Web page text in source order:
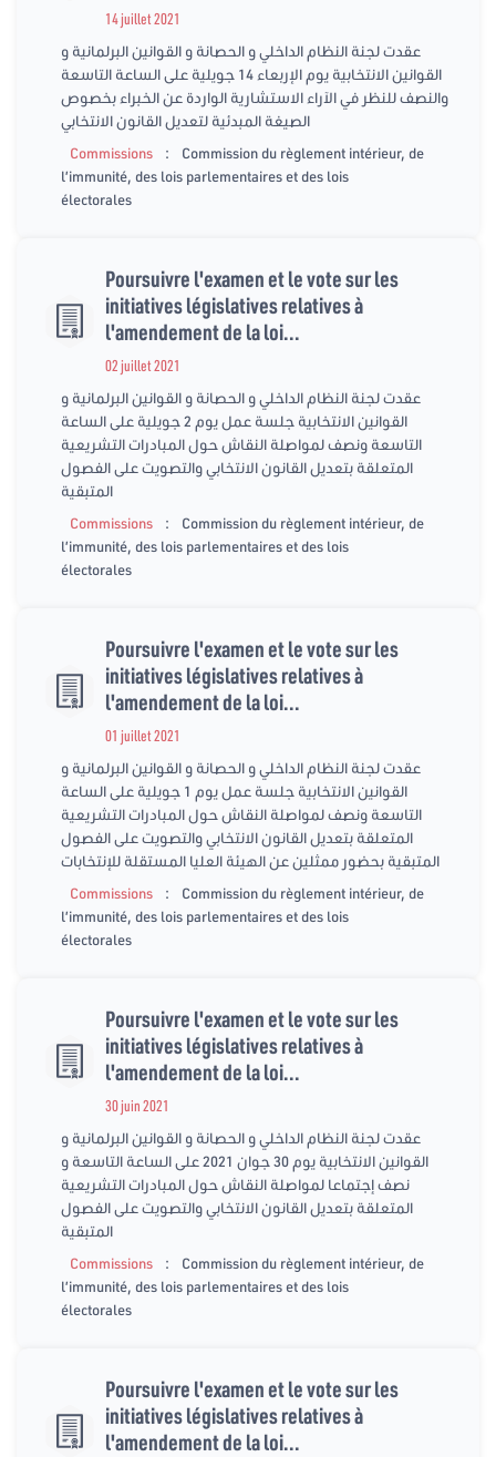
14 juillet 2021
عقدت لجنة النظام الداخلي و الحصانة و القوانين البرلمانية و
القوانين الانتخابية يوم الإربعاء 14 جويلية على الساعة التاسعة
والنصف للنظر في الآراء الاستشارية الواردة عن الخبراء بخصوص
الصيغة المبدئية لتعديل القانون الانتخابي
Commissions
:
Commission du règlement intérieur, de
l’immunité, des lois parlementaires et des lois
électorales
Poursuivre l'examen et le vote sur les
initiatives législatives relatives à
l'amendement de la loi...
02 juillet 2021
عقدت لجنة النظام الداخلي و الحصانة و القوانين البرلمانية و
القوانين الانتخابية جلسة عمل يوم 2 جويلية على الساعة
التاسعة ونصف لمواصلة النقاش حول المبادرات التشريعية
المتعلقة بتعديل القانون الانتخابي والتصويت على الفصول
المتبقية
Commissions
:
Commission du règlement intérieur, de
l’immunité, des lois parlementaires et des lois
électorales
Poursuivre l'examen et le vote sur les
initiatives législatives relatives à
l'amendement de la loi...
01 juillet 2021
عقدت لجنة النظام الداخلي و الحصانة و القوانين البرلمانية و
القوانين الانتخابية جلسة عمل يوم 1 جويلية على الساعة
التاسعة ونصف لمواصلة النقاش حول المبادرات التشريعية
المتعلقة بتعديل القانون الانتخابي والتصويت على الفصول
المتبقية بحضور ممثلين عن الهيئة العليا المستقلة للإنتخابات
Commissions
:
Commission du règlement intérieur, de
l’immunité, des lois parlementaires et des lois
électorales
Poursuivre l'examen et le vote sur les
initiatives législatives relatives à
l'amendement de la loi...
30 juin 2021
عقدت لجنة النظام الداخلي و الحصانة و القوانين البرلمانية و
القوانين الانتخابية يوم 30 جوان 2021 على الساعة التاسعة و
نصف إجتماعا لمواصلة النقاش حول المبادرات التشريعية
المتعلقة بتعديل القانون الانتخابي والتصويت على الفصول
المتبقية
Commissions
:
Commission du règlement intérieur, de
l’immunité, des lois parlementaires et des lois
électorales
Poursuivre l'examen et le vote sur les
initiatives législatives relatives à
l'amendement de la loi...